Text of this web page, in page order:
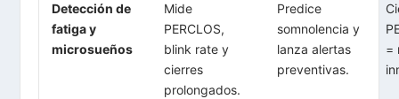
Detección de
fatiga y
microsueños
Mide
PERCLOS,
blink rate y
cierres
prolongados.
Predice
somnolencia y
lanza alertas
preventivas.
=